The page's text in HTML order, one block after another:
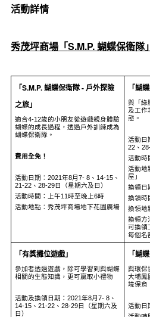
活動詳情
秀茂坪商場「S.M.P. 蝴蝶保衛隊」
「S.M.P.蝴蝶保衛隊-戶外探險
之旅」
適合4-12歲的小朋友從遊戲親身體驗
蝴蝶的成長過程，透過戶外訓練成為
蝴蝶保衛隊。
費用全免！
活動日期：2021年8月7- 8、14-15、
21-22、28-29日（星期六及日）
活動時間︰上午11時至晚上6時
活動地點︰秀茂坪商場地下花園廣場
「蝴
與「綠
及工作
態。
活動日
22、
活動時
活動地
屋」
換領日
換領時
換領地
換領方
可換領
每個名
「有獎攤位遊戲」
參加者透過遊戲，除可學習到與蝴蝶
相關的生態知識，更可贏取小禮物
活動及換領日期：2021年8月7- 8、
14-15、21-22、28-29日（星期六及
日）
「蝴
與環保
大埔鳳
境保育
活動日